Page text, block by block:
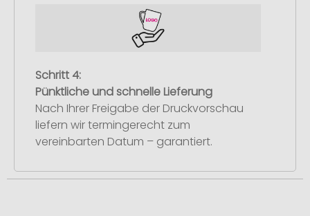
Schritt 4:
Pünktliche und schnelle Lieferung
Nach Ihrer Freigabe der Druckvorschau
liefern wir termingerecht zum
vereinbarten Datum – garantiert.